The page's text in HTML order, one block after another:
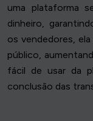
uma plataforma
dinheiro,
os vendedores,
público,
fácil de usar da
conclusão das